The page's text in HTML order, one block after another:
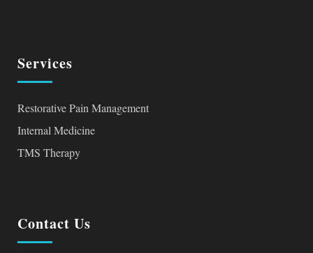
Services
Restorative Pain Management
Internal Medicine
TMS Therapy
Contact Us